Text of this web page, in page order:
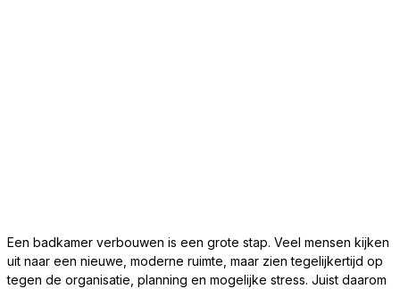
Een badkamer verbouwen is een grote stap. Veel mensen kijken
uit naar een nieuwe, moderne ruimte, maar zien tegelijkertijd op
tegen de organisatie, planning en mogelijke stress. Juist daarom